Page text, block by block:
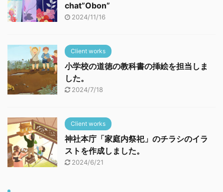
chat”Obon”
2024/11/16
Client works
小学校の道徳の教科書の挿絵を担当しま
した。
2024/7/18
Client works
神社本庁「家庭内祭祀」のチラシのイラ
ストを作成しました。
2024/6/21